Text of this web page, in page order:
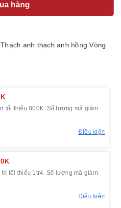
hàng
Thạch anh thạch anh hồng Vòng
tối thiểu 800K. Số lượng mã giảm
Điều kiện
tối thiểu 1tr4. Số lượng mã giảm
Điều kiện